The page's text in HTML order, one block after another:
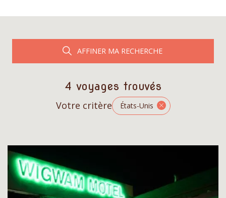
AFFINER MA RECHERCHE
4 voyages trouvés
Votre critère États-Unis